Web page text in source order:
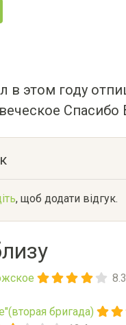
в этом году
, щоб додати відгук.
бригада)